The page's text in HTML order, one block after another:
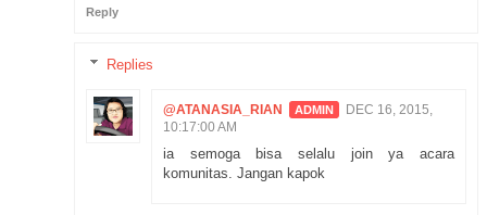
Reply
Replies
@ATANASIA_RIAN
DEC 16, 2015,
10:17:00 AM
ia semoga bisa selalu join ya acara
komunitas. Jangan kapok